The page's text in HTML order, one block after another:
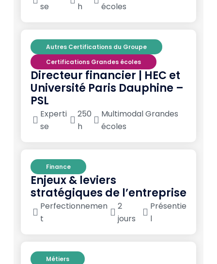
se
h
écoles
Autres Certifications du Groupe
Certifications Grandes écoles
Directeur financier | HEC et
Université Paris Dauphine –
PSL
Experti
se
250
h
Multimodal Grandes
écoles
Finance
Enjeux & leviers
stratégiques de l’entreprise
Perfectionnemen
t
2
jours
Présentie
l
Métiers